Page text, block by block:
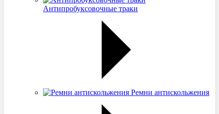
Антипробуксовочные траки
Ремни антискольжения